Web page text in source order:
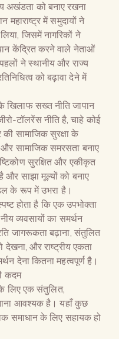
अखंडता को बनाए रखना
महाराष्ट्र में समुदायों ने
जिसमें नागरिकों ने
केंद्रित करने वाले नेताओं
ने स्थानीय और राज्य
को बढ़ावा देने में
खिलाफ सख्त नीति जापान
टॉलरेंस नीति है, चाहे कोई
की सामाजिक सुरक्षा के
सामाजिक समरसता बनाए
सुरक्षित और एकीकृत
साझा मूल्यों को बनाए
के रूप में उभरा है।
होता है कि एक उपभोक्ता
व्यवसायों का समर्थन
जागरूकता बढ़ाना, संतुलित
देखना, और राष्ट्रीय एकता
देना कितना महत्वपूर्ण है।
कदम
लिए एक संतुलित,
आवश्यक है। यहाँ कुछ
समाधान के लिए सहायक हो